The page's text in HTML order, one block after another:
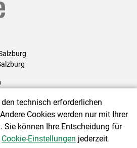
|Barrierefreiheit|
technisch erforderlichen
Cookies werden nur mit Ihrer
können Ihre Entscheidung für
Cookie-Einstellungen jederzeit